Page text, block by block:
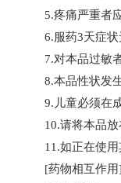
5.疼痛严重者
6.服药3天症状
7.对本品过敏
8.本品性状发
9.儿童必须在
10.请将本品放
11.如正在使
[药物相互作